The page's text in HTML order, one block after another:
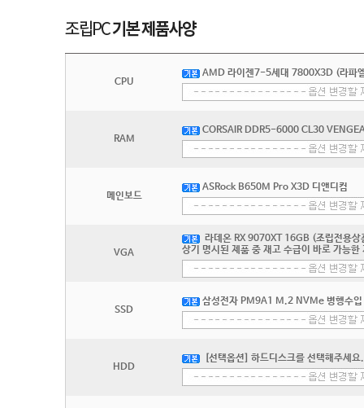
CPU
AMD 라이젠7-5세대 7800X3D (라파
RAM
CORSAIR DDR5-6000 CL30
메인보드
ASRock B650M Pro X3D 디앤디컴
VGA
라데온 RX 9070XT 16GB (조립전용
상기 명시된 제품 중 재고 수급이 바로 가능한
SSD
삼성전자 PM9A1 M.2 NVMe 병행수
HDD
[선택옵션] 하드디스크를 선택해주세요.